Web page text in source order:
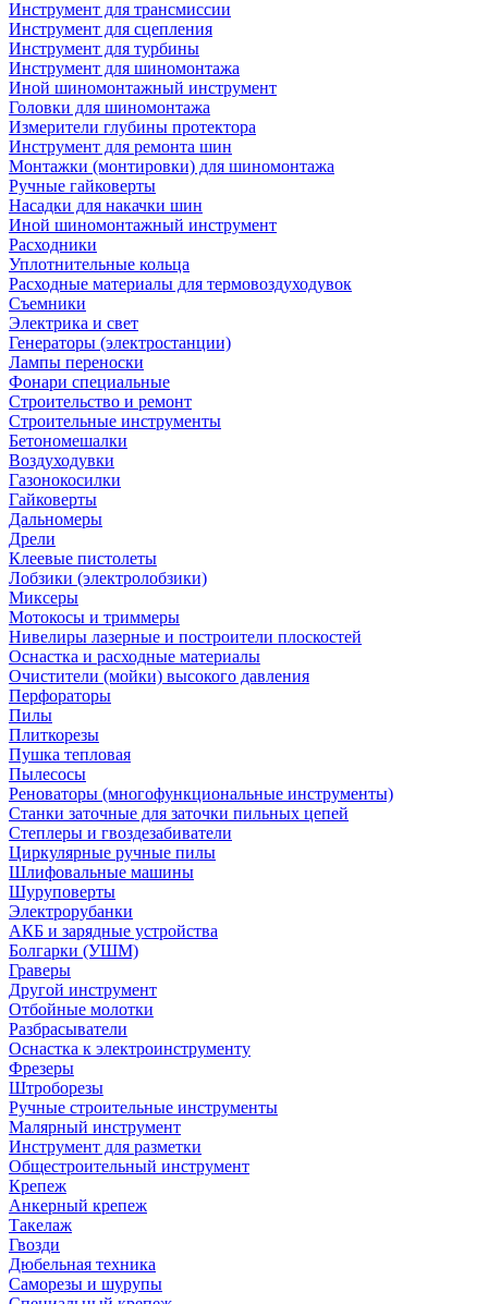
Инструмент для трансмиссии
Инструмент для сцепления
Инструмент для турбины
Инструмент для шиномонтажа
Иной шиномонтажный инструмент
Головки для шиномонтажа
Измерители глубины протектора
Инструмент для ремонта шин
Монтажки (монтировки) для шиномонтажа
Ручные гайковерты
Насадки для накачки шин
Иной шиномонтажный инструмент
Расходники
Уплотнительные кольца
Расходные материалы для термовоздуходувок
Съемники
Электрика и свет
Генераторы (электростанции)
Лампы переноски
Фонари специальные
Строительство и ремонт
Строительные инструменты
Бетономешалки
Воздуходувки
Газонокосилки
Гайковерты
Дальномеры
Дрели
Клеевые пистолеты
Лобзики (электролобзики)
Миксеры
Мотокосы и триммеры
Нивелиры лазерные и построители плоскостей
Оснастка и расходные материалы
Очистители (мойки) высокого давления
Перфораторы
Пилы
Плиткорезы
Пушка тепловая
Пылесосы
Реноваторы (многофункциональные инструменты)
Станки заточные для заточки пильных цепей
Степлеры и гвоздезабиватели
Циркулярные ручные пилы
Шлифовальные машины
Шуруповерты
Электрорубанки
АКБ и зарядные устройства
Болгарки (УШМ)
Граверы
Другой инструмент
Отбойные молотки
Разбрасыватели
Оснастка к электроинструменту
Фрезеры
Штроборезы
Ручные строительные инструменты
Малярный инструмент
Инструмент для разметки
Общестроительный инструмент
Крепеж
Анкерный крепеж
Такелаж
Гвозди
Дюбельная техника
Саморезы и шурупы